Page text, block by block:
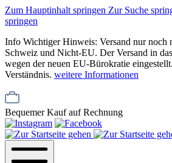
Zum Hauptinhalt springen Zur Suche
springen
Info Wichtiger Hinweis: Versand nur noch
Schweiz und Nicht-EU. Der Versand in
wegen der neuen EU-Bürokratie
Verständnis. weitere Informationen
Bequemer Kauf auf Rechnung